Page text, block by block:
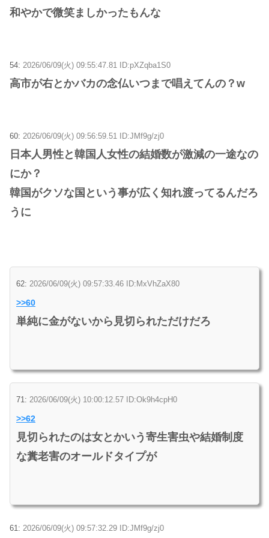
和やかで微笑ましかったもんな
54: 2026/06/09(火) 09:55:47.81 ID:pXZqba1S0
高市が右とかバカの念仏いつまで唱えてんの？w
60: 2026/06/09(火) 09:56:59.51 ID:JMf9g/zj0
日本人男性と韓国人女性の結婚数が激減の一途なの
にか？
韓国がクソな国という事が広く知れ渡ってるんだろ
うに
62: 2026/06/09(火) 09:57:33.46 ID:MxVhZaX80
>>60
単純に金がないから見切られただけだろ
71: 2026/06/09(火) 10:00:12.57 ID:Ok9h4cpH0
>>62
見切られたのは女とかいう寄生害虫や結婚制度
な糞老害のオールドタイプが
61: 2026/06/09(火) 09:57:32.29 ID:JMf9g/zj0